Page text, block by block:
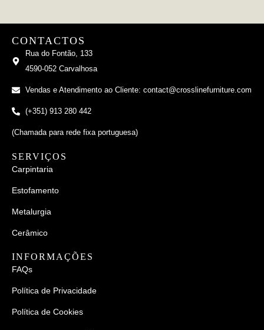
CONTACTOS
Rua do Fontão, 133
4590-052 Carvalhosa
Vendas e Atendimento ao Cliente: contact@crosslinefurniture.com
(+351) 913 280 442
(Chamada para rede fixa portuguesa)
SERVIÇOS
Carpintaria
Estofamento
Metalurgia
Cerâmico
INFORMAÇÕES
FAQs
Política de Privacidade
Política de Cookies